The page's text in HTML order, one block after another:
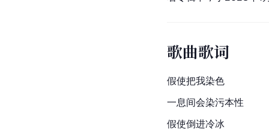
歌曲歌词
假使把我染色
一息间会染污本性
假使倒进冷冰